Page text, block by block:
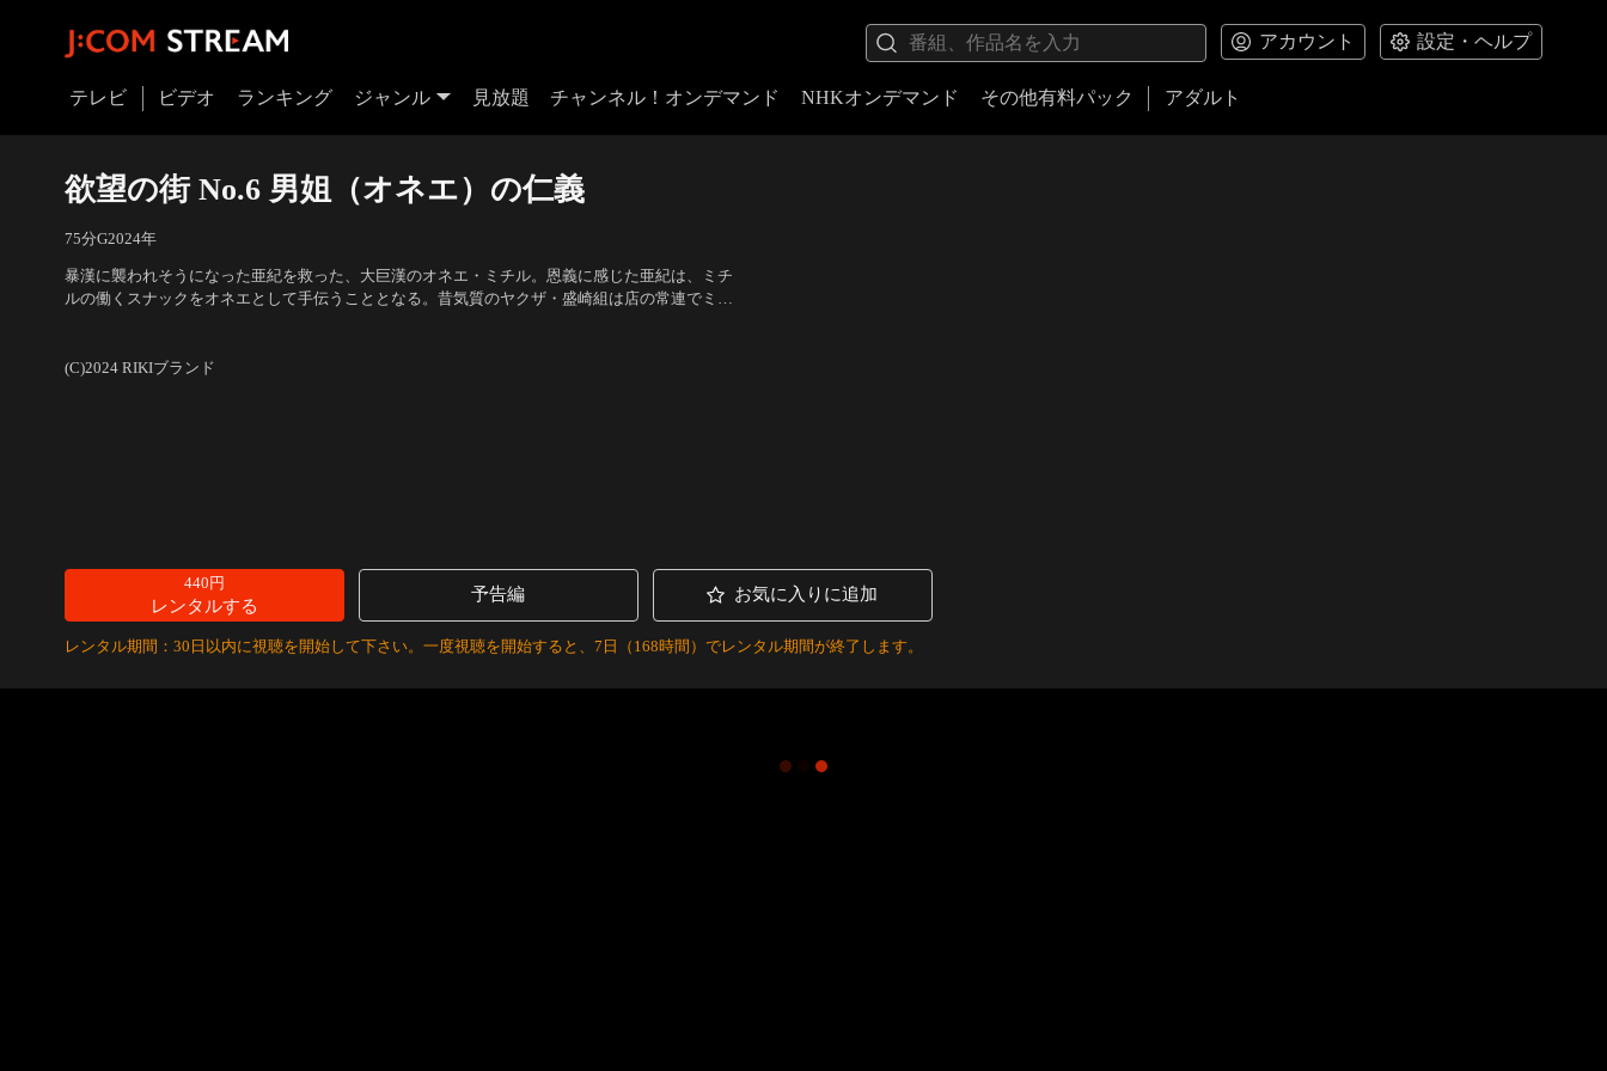
アカウント 設定・ヘルプ
テレビ ビデオ ランキング ジャンル 見放題 チャンネル！オンデマンド NHKオンデマンド その他有料パック アダルト
欲望の街 No.6 男姐（オネエ）の仁義
75分G2024年
暴漢に襲われそうになった亜紀を救った、大巨漢のオネエ・ミチル。恩義に感じた亜紀は、ミチ
ルの働くスナックをオネエとして手伝うこととなる。昔気質のヤクザ・盛崎組は店の常連でミチ
(C)2024 RIKIブランド
440円
レンタルする
予告編 お気に入りに追加
レンタル期間：30日以内に視聴を開始して下さい。一度視聴を開始すると、7日（168時間）でレンタル期間が終了します。